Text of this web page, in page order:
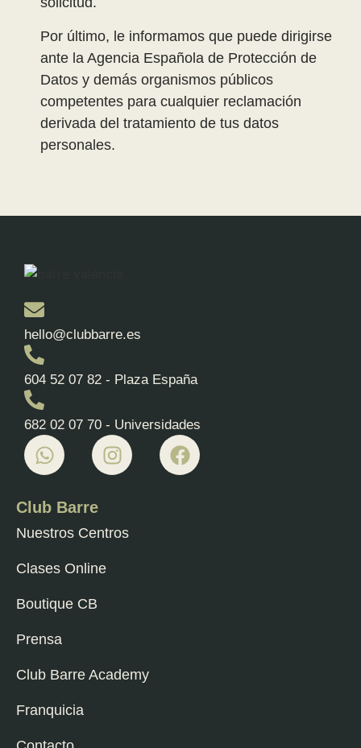
Por último, le informamos que puede dirigirse
ante la Agencia Española de Protección de
Datos y demás organismos públicos
competentes para cualquier reclamación
derivada del tratamiento de tus datos
personales.
hello@clubbarre.es
604 52 07 82 - Plaza España
682 02 07 70 - Universidades
Club Barre
Nuestros Centros
Clases Online
Boutique CB
Prensa
Club Barre Academy
Franquicia